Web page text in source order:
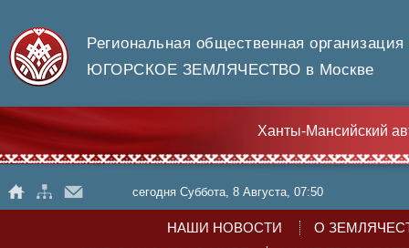
Региональная общественная организация
ЮГОРСКОЕ ЗЕМЛЯЧЕСТВО в Москве
Ханты-Мансийский
сегодня Суббота, 8 Августа, 07:50
НАШИ НОВОСТИ
О